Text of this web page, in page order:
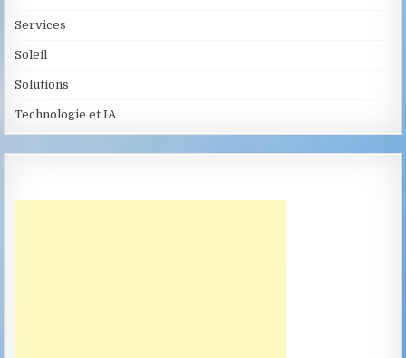
Services
Soleil
Solutions
Technologie et IA